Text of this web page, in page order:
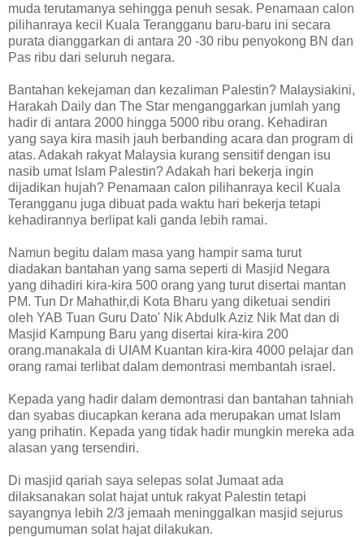
muda terutamanya sehingga penuh sesak. Penamaan calon
pilihanraya kecil Kuala Terangganu baru-baru ini secara
purata dianggarkan di antara 20 -30 ribu penyokong BN dan
Pas ribu dari seluruh negara.
Bantahan kekejaman dan kezaliman Palestin? Malaysiakini,
Harakah Daily dan The Star menganggarkan jumlah yang
hadir di antara 2000 hingga 5000 ribu orang. Kehadiran
yang saya kira masih jauh berbanding acara dan program di
atas. Adakah rakyat Malaysia kurang sensitif dengan isu
nasib umat Islam Palestin? Adakah hari bekerja ingin
dijadikan hujah? Penamaan calon pilihanraya kecil Kuala
Terangganu juga dibuat pada waktu hari bekerja tetapi
kehadirannya berlipat kali ganda lebih ramai.
Namun begitu dalam masa yang hampir sama turut
diadakan bantahan yang sama seperti di Masjid Negara
yang dihadiri kira-kira 500 orang yang turut disertai mantan
PM. Tun Dr Mahathir,di Kota Bharu yang diketuai sendiri
oleh YAB Tuan Guru Dato' Nik Abdulk Aziz Nik Mat dan di
Masjid Kampung Baru yang disertai kira-kira 200
orang.manakala di UIAM Kuantan kira-kira 4000 pelajar dan
orang ramai terlibat dalam demontrasi membantah israel.
Kepada yang hadir dalam demontrasi dan bantahan tahniah
dan syabas diucapkan kerana ada merupakan umat Islam
yang prihatin. Kepada yang tidak hadir mungkin mereka ada
alasan yang tersendiri.
Di masjid qariah saya selepas solat Jumaat ada
dilaksanakan solat hajat untuk rakyat Palestin tetapi
sayangnya lebih 2/3 jemaah meninggalkan masjid sejurus
pengumuman solat hajat dilakukan.